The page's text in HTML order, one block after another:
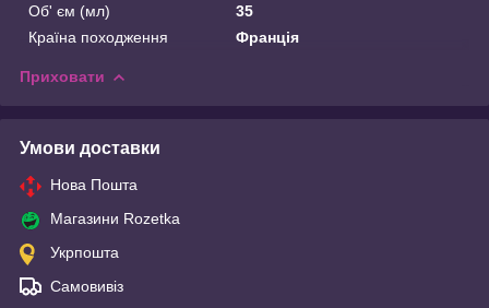
Об' єм (мл)
35
Країна походження
Франція
Приховати
Умови доставки
Нова Пошта
Магазини Rozetka
Укрпошта
Самовивіз